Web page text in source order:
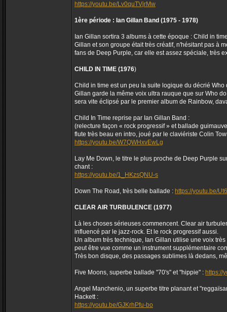
https://youtu.be/Lv0quTVjrMw
1ère période : Ian Gillan Band (1975 - 1978)
Ian Gillan sortira 3 albums à cette époque : Child in
Gillan et son groupe était très créatif, n'hésitant pas à
fans de Deep Purple, car elle est assez spéciale, très
CHILD IN TIME (1976)
Child in time est un peu la suite logique du décrié
Gillan garde la même voix ultra rauque que sur Who
sera vite éclipsé par le premier album de Rainbow,
Child In Time reprise par Ian Gillan Band :
(relecture façon « rock progressif » et ballade
flute très beau en intro, joué par le claviériste Colin
https://youtu.be/W7QWHxvEwLg
Lay Me Down, le titre le plus proche de Deep Purple
chant :
https://youtu.be/1_HKzsQNU-s
Down The Road, très belle ballade : https://youtu.be/
CLEAR AIR TURBULENCE (1977)
Là les choses sérieuses commencent. Clear air
influencé par le jazz-rock. Et le rock progressif aussi.
Un album très technique, Ian Gillan utilise une voix
peut être vue comme un instrument supplémentaire
Très bon disque, des passages sublimes là dedans,
Five Moons, superbe ballade "70's" et "hippie" : https://
Angel Manchenio, un superbe titre planant et
Hackett :
https://youtu.be/GJKrhPfu-bo